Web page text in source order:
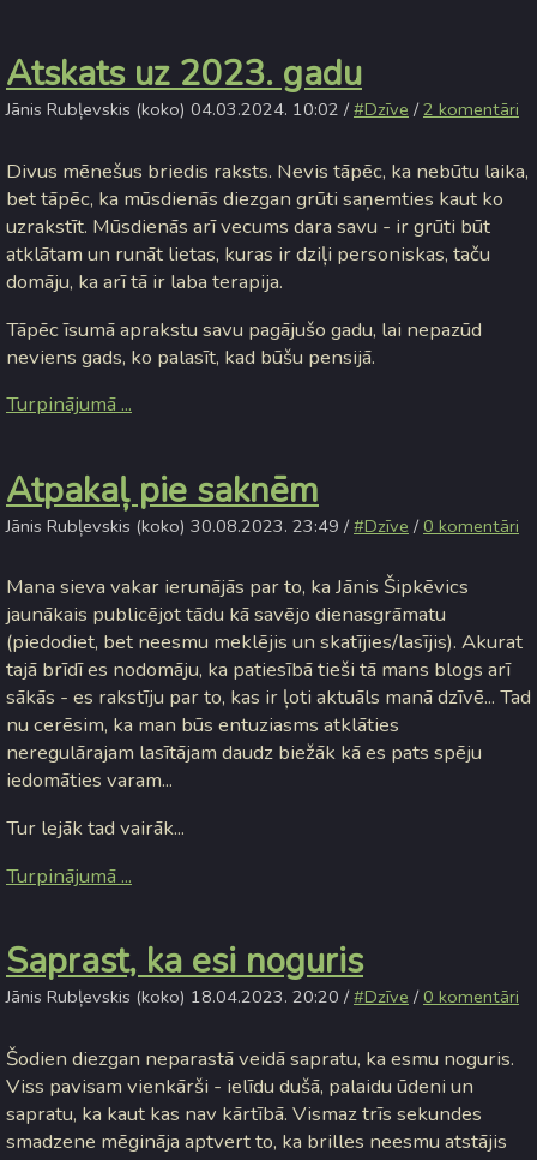
Atskats uz 2023. gadu
Jānis Rubļevskis (koko) 04.03.2024. 10:02 /#Dzīve /2 komentāri
Divus mēnešus briedis raksts. Nevis tāpēc, ka nebūtu laika,
bet tāpēc, ka mūsdienās diezgan grūti saņemties kaut ko
uzrakstīt. Mūsdienās arī vecums dara savu - ir grūti būt
atklātam un runāt lietas, kuras ir dziļi personiskas, taču
domāju, ka arī tā ir laba terapija.
Tāpēc īsumā aprakstu savu pagājušo gadu, lai nepazūd
neviens gads, ko palasīt, kad būšu pensijā.
Turpinājumā ...
Atpakaļ pie saknēm
Jānis Rubļevskis (koko) 30.08.2023. 23:49 /#Dzīve /0 komentāri
Mana sieva vakar ierunājās par to, ka Jānis Šipkēvics
jaunākais publicējot tādu kā savējo dienasgrāmatu
(piedodiet, bet neesmu meklējis un skatījies/lasījis). Akurat
tajā brīdī es nodomāju, ka patiesībā tieši tā mans blogs arī
sākās - es rakstīju par to, kas ir ļoti aktuāls manā dzīvē... Tad
nu cerēsim, ka man būs entuziasms atklāties
neregulārajam lasītājam daudz biežāk kā es pats spēju
iedomāties varam...
Tur lejāk tad vairāk...
Turpinājumā ...
Saprast, ka esi noguris
Jānis Rubļevskis (koko) 18.04.2023. 20:20 /#Dzīve /0 komentāri
Šodien diezgan neparastā veidā sapratu, ka esmu noguris.
Viss pavisam vienkārši - ielīdu dušā, palaidu ūdeni un
sapratu, ka kaut kas nav kārtībā. Vismaz trīs sekundes
smadzene mēgināja aptvert to, ka brilles neesmu atstājis